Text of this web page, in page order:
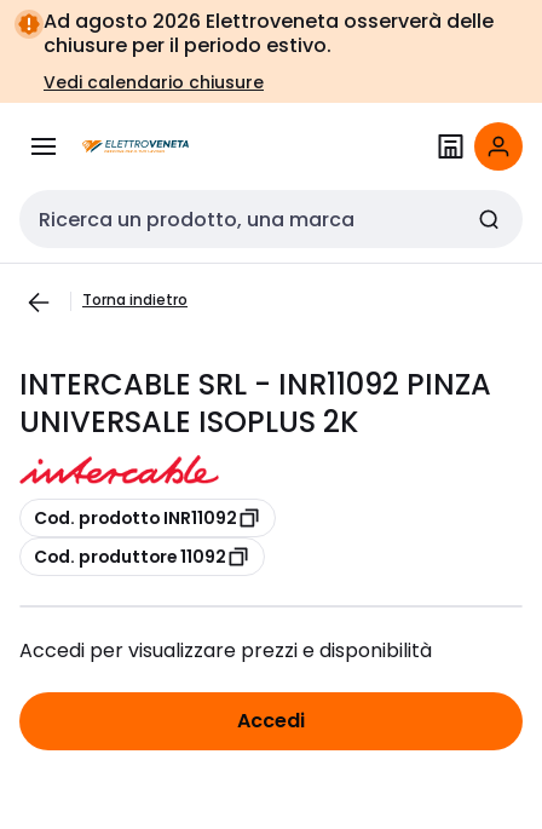
Vai alla
navigazione
Vai
alla
pagina
Ad agosto 2026 Elettroveneta osserverà delle
chiusure per il periodo estivo.
Vedi calendario chiusure
Cerca input
Torna indietro
INTERCABLE SRL - INR11092 PINZA
UNIVERSALE ISOPLUS 2K
copia
Cod. prodotto INR11092
copia
Cod. produttore 11092
Accedi per visualizzare prezzi e disponibilità
Accedi